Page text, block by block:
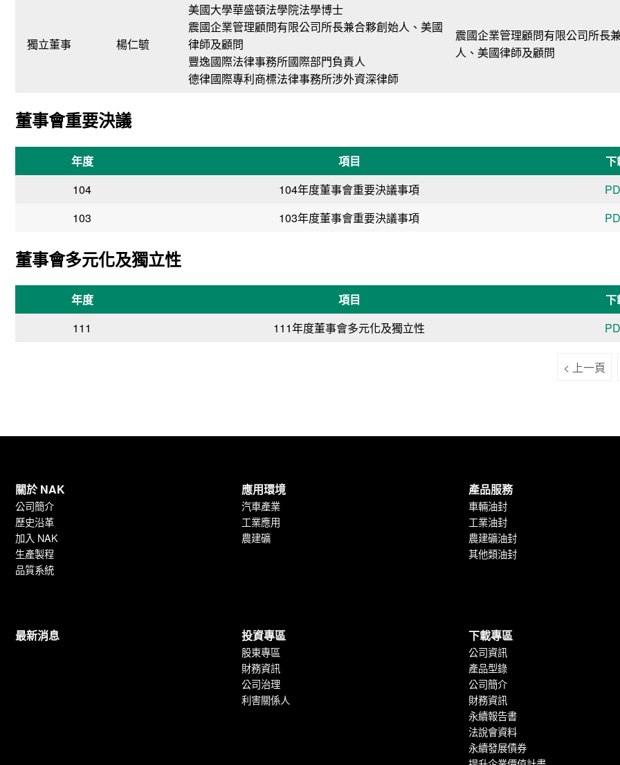
獨立董事 楊仁毓
美國大學華盛頓法學院法學博士
震國企業管理顧問有限公司所長兼合夥創始人、美國
律師及顧問
豐逸國際法律事務所國際部門負責人
德律國際專利商標法律事務所涉外資深律師
震國企業管理顧問有限公司所長
人、美國律師及顧問
董事會重要決議
年度 項目
下
104
104年度董事會重要決議事項
103
103年度董事會重要決議事項
董事會多元化及獨立性
年度 項目
下
111
111年度董事會多元化及獨立性
< 上一頁
關於 NAK
公司簡介
歷史沿革
加入 NAK
生產製程
品質系統
應用環境
汽車產業
工業應用
農建礦
產品服務
車輛油封
工業油封
農建礦油封
其他類油封
最新消息 投資專區
股東專區
財務資訊
公司治理
利害關係人
下載專區
公司資訊
產品型錄
公司簡介
財務資訊
永續報告書
法說會資料
永續發展債券